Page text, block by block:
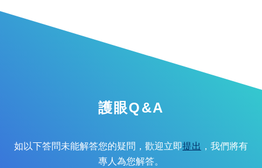
護眼Q&A
如以下答問未能解答您的疑問，歡迎立即提出 ，我們將有
專人為您解答。